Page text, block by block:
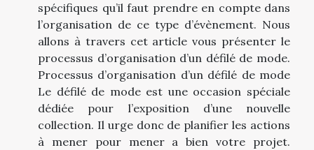
spécifiques qu’il faut prendre en compte dans
l’organisation de ce type d’évènement. Nous
allons à travers cet article vous présenter le
processus d’organisation d’un défilé de mode.
Processus d’organisation d’un défilé de mode
Le défilé de mode est une occasion spéciale
dédiée pour l’exposition d’une nouvelle
collection. Il urge donc de planifier les actions
à mener pour mener a bien votre projet.